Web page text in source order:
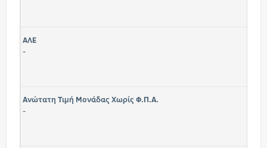
ΑΛΕ
-
Ανώτατη Τιμή Μονάδας Χωρίς Φ.Π.Α.
-